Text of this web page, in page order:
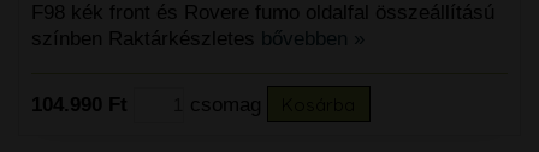
F98 kék front és Rovere fumo oldalfal összeállítású
színben Raktárkészletes
bővebben »
104.990 Ft csomag